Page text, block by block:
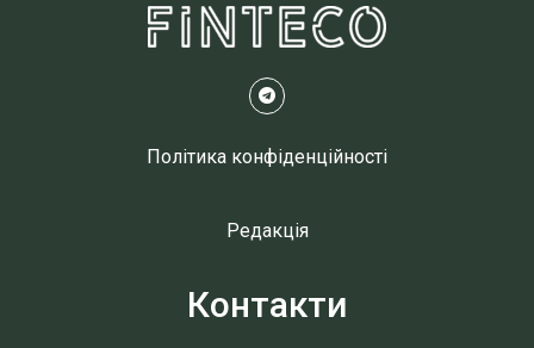
Політика конфіденційності
Редакція
Контакти